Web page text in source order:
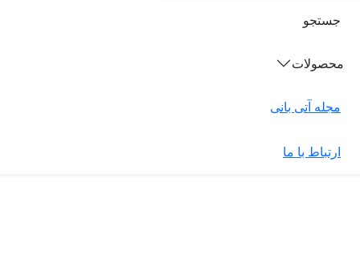
جستجو
محصولات
مجله آتی بانی
ارتباط با ما